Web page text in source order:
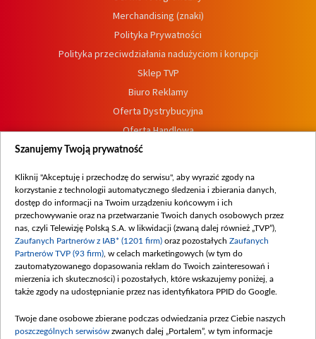
Merchandising (znaki)
Polityka Prywatności
Polityka przeciwdziałania nadużyciom i korupcji
Sklep TVP
Biuro Reklamy
Oferta Dystrybucyjna
Oferta Handlowa
Dostępność
Procedura zgłoszeń wewnętrznych
Szanujemy Twoją prywatność
Kliknij "Akceptuję i przechodzę do serwisu", aby wyrazić zgody na
korzystanie z technologii automatycznego śledzenia i zbierania danych,
dostęp do informacji na Twoim urządzeniu końcowym i ich
przechowywanie oraz na przetwarzanie Twoich danych osobowych przez
nas, czyli Telewizję Polską S.A. w likwidacji (zwaną dalej również „TVP”),
Zaufanych Partnerów z IAB* (1201 firm) oraz pozostałych Zaufanych
Partnerów TVP (93 firm) , w celach marketingowych (w tym do
zautomatyzowanego dopasowania reklam do Twoich zainteresowań i
mierzenia ich skuteczności) i pozostałych, które wskazujemy poniżej, a
także zgody na udostępnianie przez nas identyfikatora PPID do Google.
Twoje dane osobowe zbierane podczas odwiedzania przez Ciebie naszych
poszczególnych serwisów zwanych dalej „Portalem”, w tym informacje